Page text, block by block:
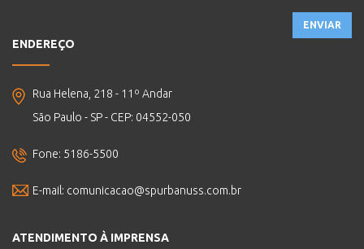
ENVIAR
ENDEREÇO
Rua Helena, 218 - 11º Andar
São Paulo - SP - CEP: 04552-050
Fone: 5186-5500
E-mail: comunicacao@spurbanuss.com.br
ATENDIMENTO À IMPRENSA